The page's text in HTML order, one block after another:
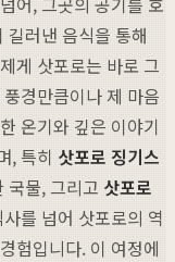
길러낸 음식을 통해
게 삿포로는 바로 그
경만큼이나 제 마음
온기와 깊은 이야기
, 특히 삿포로 징기스
국물, 그리고 삿포로
를 넘어 삿포로의 역
험입니다. 이 여정에